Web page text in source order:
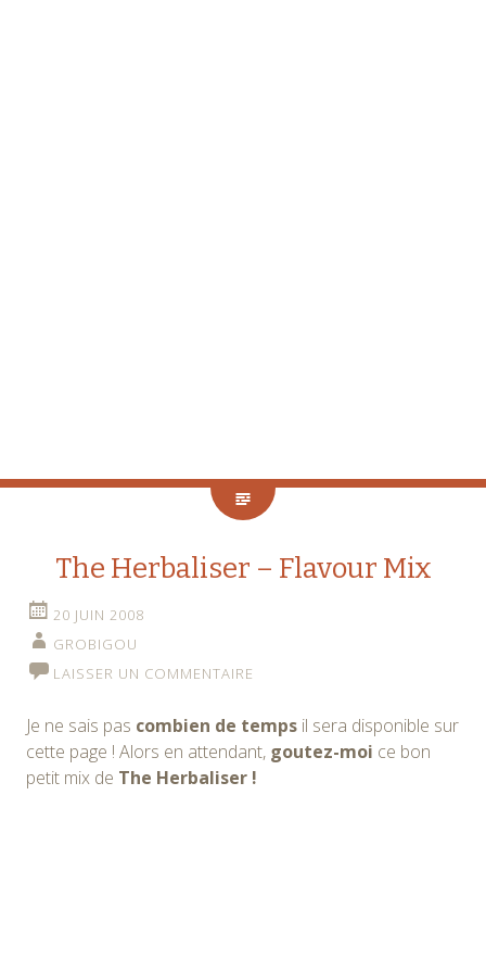
The Herbaliser – Flavour Mix
20 JUIN 2008
GROBIGOU
LAISSER UN COMMENTAIRE
Je ne sais pas combien de temps il sera disponible sur
cette page ! Alors en attendant, goutez-moi ce bon
petit mix de The Herbaliser !